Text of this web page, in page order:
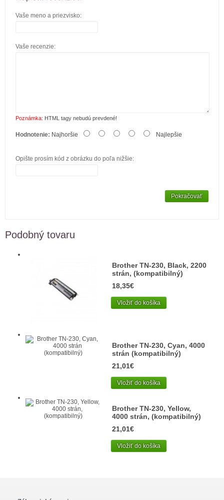
Vaše meno a priezvisko:
Vaše recenzie:
Poznámka: HTML tagy nebudú prevdené!
Hodnotenie: Najhoršie Najlepšie
Opište prosím kód z obrázku do poľa nižšie:
Pokračovať
Podobný tovaru
Brother TN-230, Black, 2200
strán, (kompatibilný)
18,35€
Vložiť do košíka
Brother TN-230, Cyan, 4000
strán (kompatibilný)
21,01€
Vložiť do košíka
Brother TN-230, Yellow,
4000 strán, (kompatibilný)
21,01€
Vložiť do košíka